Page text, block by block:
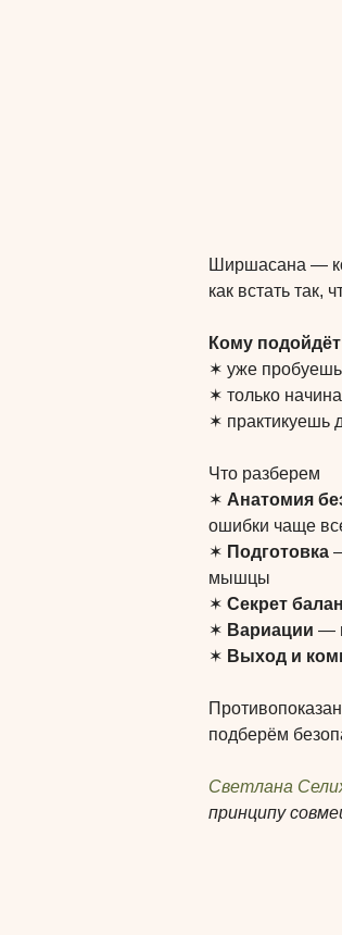
Ширшасана —
как встать так,
Кому подойдёт
✶ уже пробуешь
✶ только
✶ практикуешь
Что разберем
✶ Анатомия
ошибки чаще
✶ Подготовка
мышцы
✶ Секрет
✶ Вариации —
✶ Выход и
подберём
Светлана
принципу